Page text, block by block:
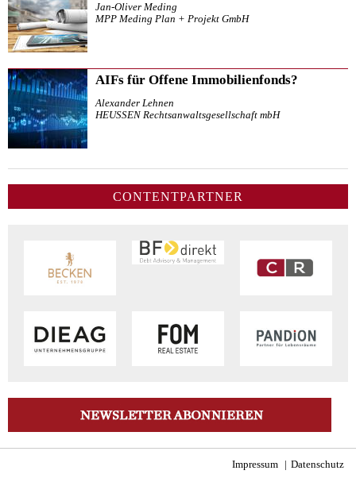
Jan-Oliver Meding
MPP Meding Plan + Projekt GmbH
AIFs für Offene Immobilienfonds?
Alexander Lehnen
HEUSSEN Rechtsanwaltsgesellschaft mbH
CONTENTPARTNER
Impressum Datenschutz